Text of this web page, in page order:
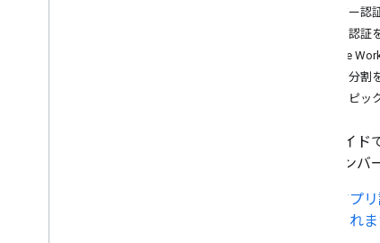
ユーザー認
アプリ認証
Google
ページ分
関連トピッ
このガイド
スのメン
アプ
され